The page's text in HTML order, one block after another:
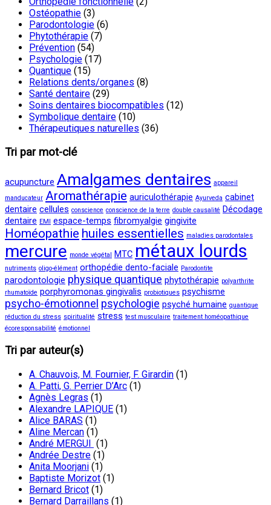
Ostéopathie (3)
Parodontologie (6)
Phytothérapie (7)
Prévention (54)
Psychologie (17)
Quantique (15)
Relations dents/organes (8)
Santé dentaire (29)
Soins dentaires biocompatibles (12)
Symbolique dentaire (10)
Thérapeutiques naturelles (36)
Tri par mot-clé
acupuncture Amalgames dentaires appareil
manducateur Aromathérapie auriculothérapie Ayurveda cabinet
dentaire cellules conscience conscience de la terre double causalité Décodage
dentaire EMI espace-temps fibromyalgie gingivite
Homéopathie huiles essentielles maladies parodontales
mercure monde végétal MTC métaux lourds
nutriments oligo-élément orthopédie dento-faciale Parodontite
parodontologie physique quantique phytothérapie polyarthrite
rhumatoïde porphyromonas gingivalis probiotiques psychisme
psycho-émotionnel psychologie psyché humaine quantique
réduction du stress spiritualité stress test musculaire traitement homéopathique
écoresponsabilité émotionnel
Tri par auteur(s)
A. Chauvois, M. Fournier, F. Girardin (1)
A. Patti, G. Perrier D’Arc (1)
Agnès Legras (1)
Alexandre LAPIQUE (1)
Alice BARAS (1)
Aline Mercan (1)
André MERGUI (1)
Andrée Destre (1)
Anita Moorjani (1)
Baptiste Morizot (1)
Bernard Bricot (1)
Bernard Darraillans (1)